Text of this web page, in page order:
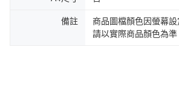
備註
商品圖檔顏色因螢幕設
請以實際商品顏色為準